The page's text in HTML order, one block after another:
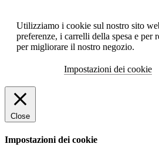
Utilizziamo i cookie sul nostro sito
preferenze, i carrelli della spesa e per
per migliorare il nostro negozio.
Impostazioni dei cookie
Close
Impostazioni dei cookie